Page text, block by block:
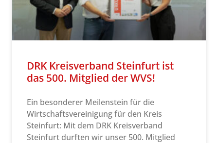
DRK Kreisverband Steinfurt ist
das 500. Mitglied der WVS!
Ein besonderer Meilenstein für die
Wirtschaftsvereinigung für den Kreis
Steinfurt: Mit dem DRK Kreisverband
Steinfurt durften wir unser 500. Mitglied